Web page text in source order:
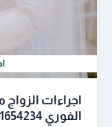
اجراءات الزواج
الفوري 0551654234